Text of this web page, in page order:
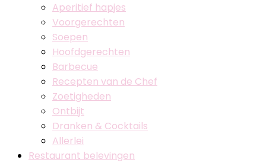
Aperitief hapjes
Voorgerechten
Soepen
Hoofdgerechten
Barbecue
Recepten van de Chef
Zoetigheden
Ontbijt
Dranken & Cocktails
Allerlei
Restaurant belevingen